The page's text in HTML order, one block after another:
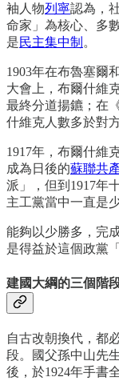
袖人物列寧認為，
命家」為核心、多
是民主集中制 。
1903年在布魯塞爾
大會上，布爾什維
最終分道揚鑣；在
什維克人數多於對
1917年，布爾什維
成為日後的蘇聯共
派」，但到1917年
主工黨當中一直是少
能夠以少勝多，完
是得益於這個政黨
建國大綱的三個階
自古改朝換代，都
段。國父孫中山先
後，於1924年手書